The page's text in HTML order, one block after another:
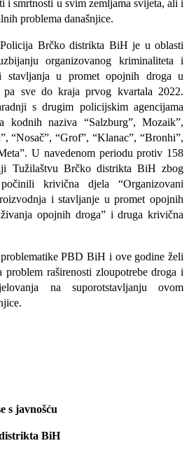
i smrtnosti u svim zemljama svijeta, ali i
problema današnjice.
Brčko distrikta BiH je u oblasti
organizovanog kriminaliteta i
stavljanja u promet opojnih drogau
sve do kraja prvog kvartala 2022.
s drugim policijskim agencijama
kodnih naziva “Salzburg”, Mozaik”,
“Nosač”, “Grof”, “Klanac”, “Bronhi”,
U navedenom periodu protiv 158
Tužilaštvu Brčko distrikta BiH zbog
krivična djela “Organizovani
i stavljanje u promet opojnih
opojnih droga” i druga krivična
PBD BiH i ove godine želi
problem raširenosti zloupotrebe droga i
na suporotstavljanju ovom
s javnošću
BiH